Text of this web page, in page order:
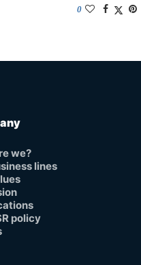
0
we?
lines
policy